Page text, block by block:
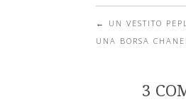
Post
←
UN VESTITO
UNA BORSA CHANEL
3